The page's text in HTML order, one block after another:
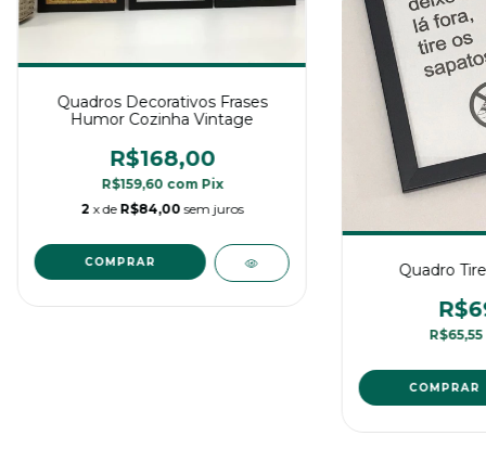
Quadros Decorativos Frases
Humor Cozinha Vintage
R$168,00
R$159,60 com Pix
2 x de R$84,00 sem juros
Quadro
R$65,55